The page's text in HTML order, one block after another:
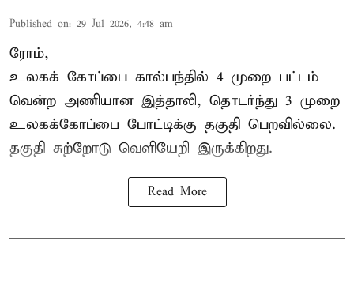
Published on: 29 Jul 2026, 4:48 am
ரோம்,
உலகக் கோப்பை கால்பந்தில் 4 முறை பட்டம்
வென்ற அணியான இத்தாலி, தொடர்ந்து 3 முறை
உலகக்கோப்பை போட்டிக்கு தகுதி பெறவில்லை.
தகுதி சுற்றோடு வெளியேறி இருக்கிறது.
Read More